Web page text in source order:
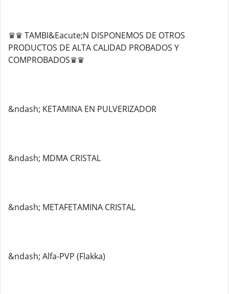
♛♛ TAMBI&Eacute;N DISPONEMOS DE OTROS
PRODUCTOS DE ALTA CALIDAD PROBADOS Y
COMPROBADOS♛♛
&ndash; KETAMINA EN PULVERIZADOR
&ndash; MDMA CRISTAL
&ndash; METAFETAMINA CRISTAL
&ndash; Alfa-PVP (Flakka)